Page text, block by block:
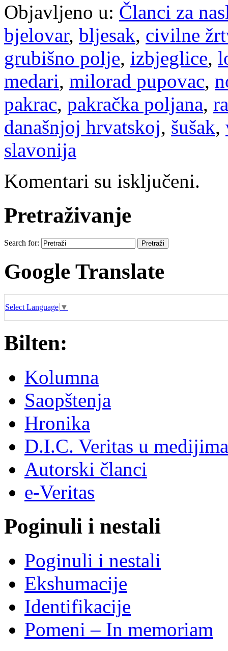
Objavljeno u: Članci za
bjelovar, bljesak, civilne
grubišno polje, izbjeglice,
medari, milorad pupovac,
pakrac, pakračka poljana,
današnjoj hrvatskoj, šušak,
slavonija
Komentari su isključeni.
Pretraživanje
Search for:
Google Translate
Select Language ▼
Bilten:
Kolumna
Saopštenja
Hronika
D.I.C. Veritas u medijima
Autorski članci
e-Veritas
Poginuli i nestali
Poginuli i nestali
Ekshumacije
Identifikacije
Pomeni – In memoriam